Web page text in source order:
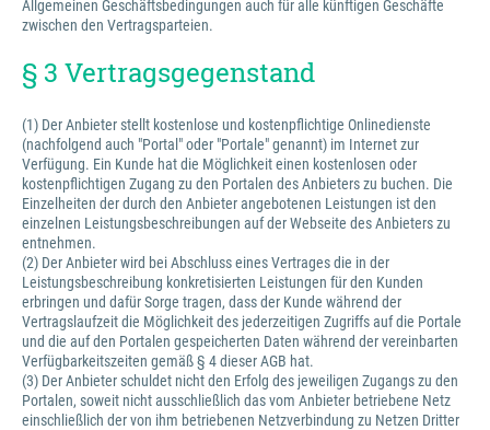
Allgemeinen Geschäftsbedingungen auch für alle künftigen Geschäfte
zwischen den Vertragsparteien.
§ 3 Vertragsgegenstand
(1) Der Anbieter stellt kostenlose und kostenpflichtige Onlinedienste
(nachfolgend auch "Portal" oder "Portale" genannt) im Internet zur
Verfügung. Ein Kunde hat die Möglichkeit einen kostenlosen oder
kostenpflichtigen Zugang zu den Portalen des Anbieters zu buchen. Die
Einzelheiten der durch den Anbieter angebotenen Leistungen ist den
einzelnen Leistungsbeschreibungen auf der Webseite des Anbieters zu
entnehmen.
(2) Der Anbieter wird bei Abschluss eines Vertrages die in der
Leistungsbeschreibung konkretisierten Leistungen für den Kunden
erbringen und dafür Sorge tragen, dass der Kunde während der
Vertragslaufzeit die Möglichkeit des jederzeitigen Zugriffs auf die Portale
und die auf den Portalen gespeicherten Daten während der vereinbarten
Verfügbarkeitszeiten gemäß § 4 dieser AGB hat.
(3) Der Anbieter schuldet nicht den Erfolg des jeweiligen Zugangs zu den
Portalen, soweit nicht ausschließlich das vom Anbieter betriebene Netz
einschließlich der von ihm betriebenen Netzverbindung zu Netzen Dritter